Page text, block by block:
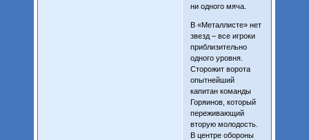
ни одного мяча.
В «Металлисте» нет
звезд – все игроки
приблизительно
одного уровня.
Сторожит ворота
опытнейший
капитан команды
Горяинов, который
переживающий
вторую молодость.
В центре обороны